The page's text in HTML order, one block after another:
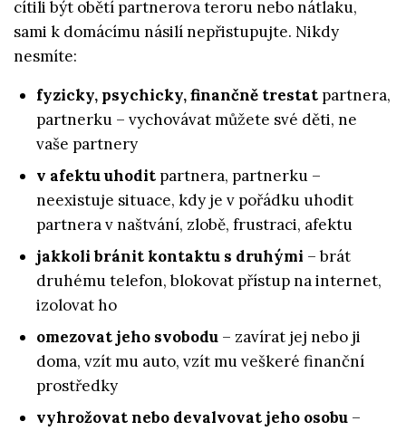
cítili být obětí partnerova teroru nebo nátlaku,
sami k domácímu násilí nepřistupujte. Nikdy
nesmíte:
fyzicky, psychicky, finančně trestat partnera,
partnerku – vychovávat můžete své děti, ne
vaše partnery
v afektu uhodit partnera, partnerku –
neexistuje situace, kdy je v pořádku uhodit
partnera v naštvání, zlobě, frustraci, afektu
jakkoli bránit kontaktu s druhými – brát
druhému telefon, blokovat přístup na internet,
izolovat ho
omezovat jeho svobodu – zavírat jej nebo ji
doma, vzít mu auto, vzít mu veškeré finanční
prostředky
vyhrožovat nebo devalvovat jeho osobu –